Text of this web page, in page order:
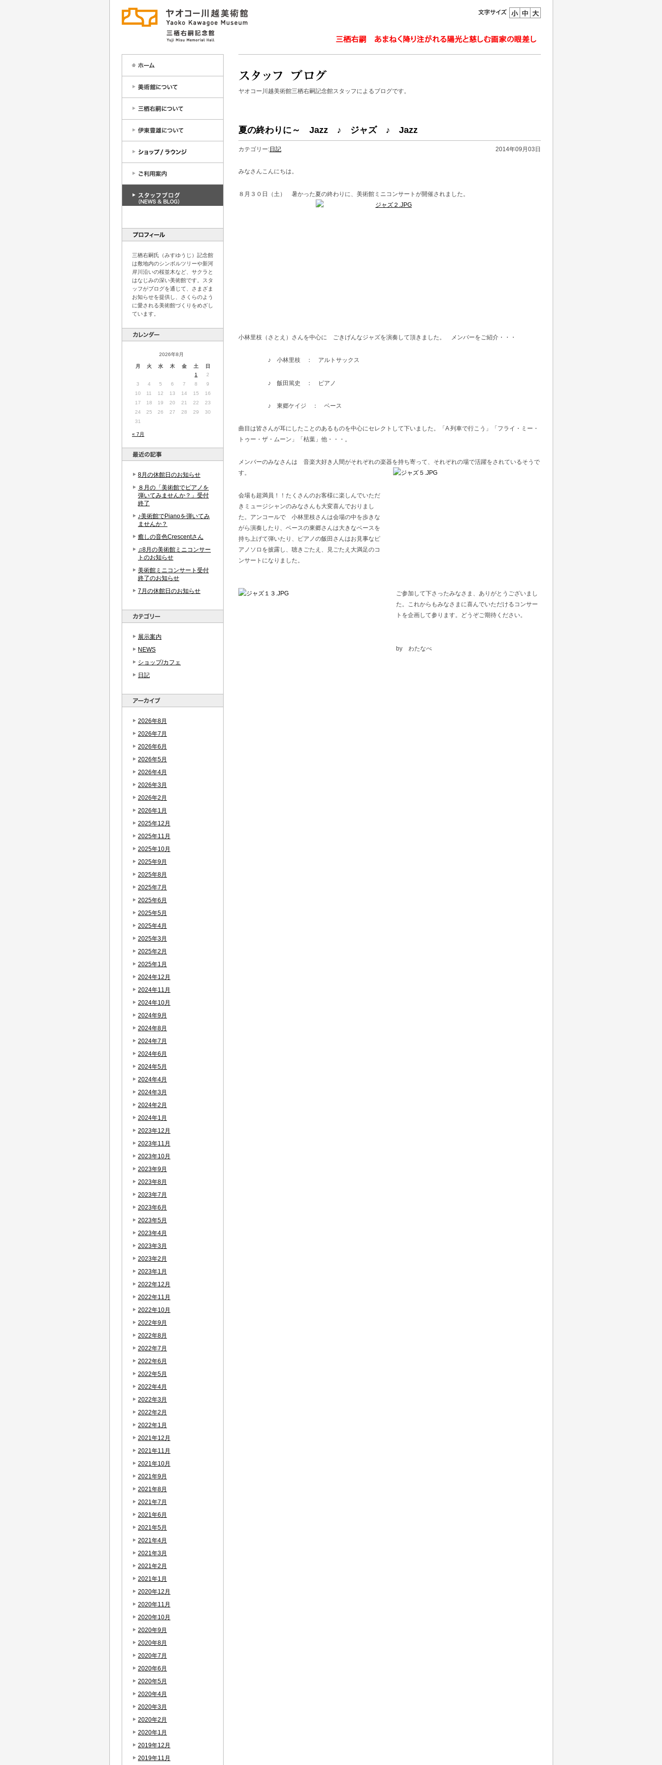
三栖右嗣氏（みすゆうじ）記念館
は敷地内のシンボルツリーや新河
岸川沿いの桜並木など、サクラと
はなじみの深い美術館です。スタ
ッフがブログを通じて、さまざま
お知らせを提供し、さくらのよう
に愛される美術館づくりをめざし
ています。
2026年8月
月 火 水 木 金 土 日
« 7月
1
2
3
4 5 6 7 8
9
10
11 12 13 14 15
16
17
18 19 20 21 22
23
24
25 26 27 28 29
30
31
8月の休館日のお知らせ
８月の「美術館でピアノを
弾いてみませんか？」受付
終了
♪美術館でPianoを弾いてみ
ませんか？
癒しの音色Crescentさん
♫8月の美術館ミニコンサー
トのお知らせ
美術館ミニコンサート受付
終了のお知らせ
7月の休館日のお知らせ
展示案内
NEWS
ショップ/カフェ
日記
2026年8月
2026年7月
2026年6月
2026年5月
2026年4月
2026年3月
2026年2月
2026年1月
2025年12月
2025年11月
2025年10月
2025年9月
2025年8月
2025年7月
2025年6月
2025年5月
2025年4月
2025年3月
2025年2月
2025年1月
2024年12月
2024年11月
2024年10月
2024年9月
2024年8月
2024年7月
2024年6月
2024年5月
2024年4月
2024年3月
2024年2月
2024年1月
2023年12月
2023年11月
2023年10月
2023年9月
2023年8月
2023年7月
2023年6月
2023年5月
2023年4月
2023年3月
2023年2月
2023年1月
2022年12月
2022年11月
2022年10月
2022年9月
2022年8月
2022年7月
2022年6月
2022年5月
2022年4月
2022年3月
2022年2月
2022年1月
2021年12月
2021年11月
2021年10月
2021年9月
2021年8月
2021年7月
2021年6月
2021年5月
2021年4月
2021年3月
2021年2月
2021年1月
2020年12月
2020年11月
2020年10月
2020年9月
2020年8月
2020年7月
2020年6月
2020年5月
2020年4月
2020年3月
2020年2月
2020年1月
2019年12月
2019年11月
ヤオコー川越美術館三栖右嗣記念館スタッフによるブログです。
夏の終わりに～ Jazz ♪ ジャズ ♪ Jazz
カテゴリー:日記 2014年09月03日
みなさんこんにちは。
８月３０日（土） 暑かった夏の終わりに、美術館ミニコンサートが開催されました。
小林里枝（さとえ）さんを中心に ごきげんなジャズを演奏して頂きました。 メンバーをご紹介・・・
♪ 小林里枝 ： アルトサックス
♪ 飯田篤史 ： ピアノ
♪ 東郷ケイジ ： ベース
曲目は皆さんが耳にしたことのあるものを中心にセレクトして下いました。「A 列車で行こう」「フライ・ミー・
トゥー・ザ・ムーン」「枯葉」他・・・。
メンバーのみなさんは 音楽大好き人間がそれぞれの楽器を持ち寄って、それぞれの場で活躍をされているそうで
す。
会場も超満員！！たくさんのお客様に楽しんでいただ
きミュージシャンのみなさんも大変喜んでおりまし
た。アンコールで 小林里枝さんは会場の中を歩きな
がら演奏したり、ベースの東郷さんは大きなベースを
持ち上げて弾いたり、ピアノの飯田さんはお見事なピ
アノソロを披露し、聴きごたえ、見ごたえ大満足のコ
ンサートになりました。
ご参加して下さったみなさま、ありがとうございまし
た。これからもみなさまに喜んでいただけるコンサー
トを企画して参ります。どうぞご期待ください。
by わたなべ